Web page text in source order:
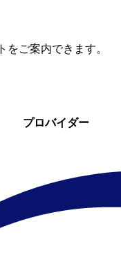
ご案内できます。
プロバイダー